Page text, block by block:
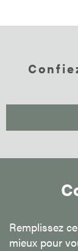
Remplissez
mieux pour